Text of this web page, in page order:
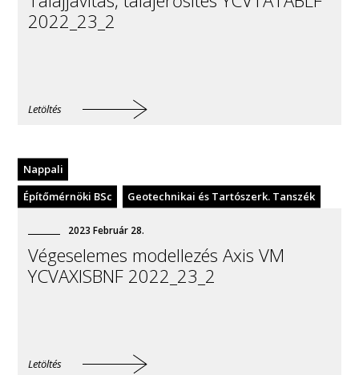
2022_23_2
Letöltés
Építőmérnöki BSc Geotechnikai és Tartószerk. Tanszék
Nappali
2023 Február 28.
Végeselemes modellezés Axis VM
YCVAXISBNF 2022_23_2
Letöltés